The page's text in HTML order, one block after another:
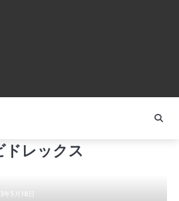
レックス
トとデメリットは
5月18日